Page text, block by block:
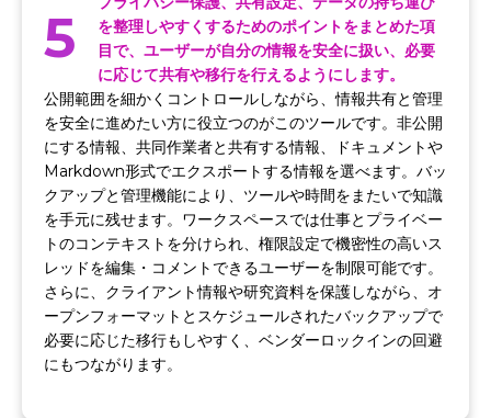
5
を整理しやすくするためのポイントをまとめた項
目で、ユーザーが自分の情報を安全に扱い、必要
に応じて共有や移行を行えるようにします。
公開範囲を細かくコントロールしながら、情報共有と管理
を安全に進めたい方に役立つのがこのツールです。非公開
にする情報、共同作業者と共有する情報、ドキュメントや
Markdown形式でエクスポートする情報を選べます。バッ
クアップと管理機能により、ツールや時間をまたいで知識
を手元に残せます。ワークスペースでは仕事とプライベー
トのコンテキストを分けられ、権限設定で機密性の高いス
レッドを編集・コメントできるユーザーを制限可能です。
さらに、クライアント情報や研究資料を保護しながら、オ
ープンフォーマットとスケジュールされたバックアップで
必要に応じた移行もしやすく、ベンダーロックインの回避
にもつながります。